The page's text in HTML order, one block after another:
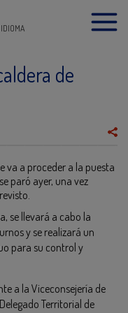
IDIOMA
de
va a proceder a la puesta
paró ayer, una vez
se llevará a cabo la
y se realizará un
para su control y
a la Viceconsejería de
Territorial de